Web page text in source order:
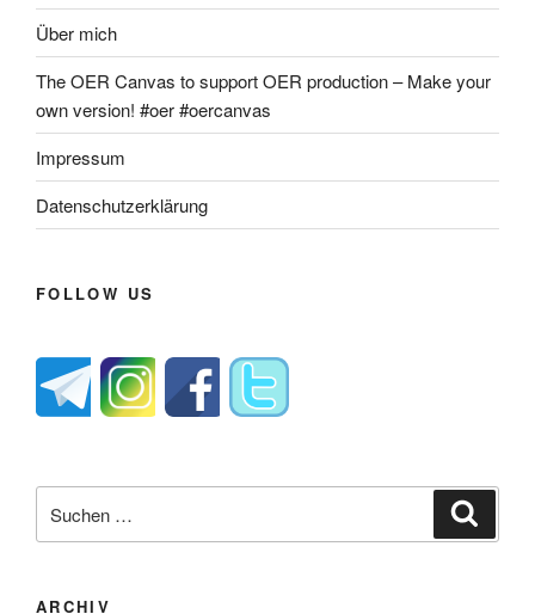
Über mich
The OER Canvas to support OER production – Make your
own version! #oer #oercanvas
Impressum
Datenschutzerklärung
FOLLOW US
nach:
ARCHIV